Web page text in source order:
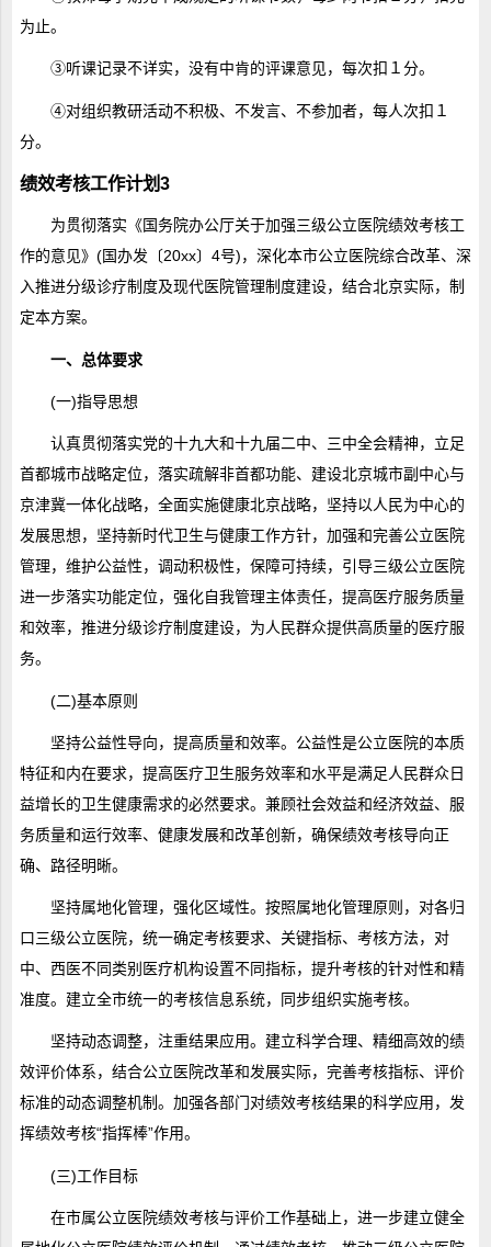
为止。
③听课记录不详实，没有中肯的评课意见，每次扣１分。
④对组织教研活动不积极、不发言、不参加者，每人次扣１
分。
绩效考核工作计划3
为贯彻落实《国务院办公厅关于加强三级公立医院绩效考核工
作的意见》(国办发〔20xx〕4号)，深化本市公立医院综合改革、深
入推进分级诊疗制度及现代医院管理制度建设，结合北京实际，制
定本方案。
一、总体要求
(一)指导思想
认真贯彻落实党的十九大和十九届二中、三中全会精神，立足
首都城市战略定位，落实疏解非首都功能、建设北京城市副中心与
京津冀一体化战略，全面实施健康北京战略，坚持以人民为中心的
发展思想，坚持新时代卫生与健康工作方针，加强和完善公立医院
管理，维护公益性，调动积极性，保障可持续，引导三级公立医院
进一步落实功能定位，强化自我管理主体责任，提高医疗服务质量
和效率，推进分级诊疗制度建设，为人民群众提供高质量的医疗服
务。
(二)基本原则
坚持公益性导向，提高质量和效率。公益性是公立医院的本质
特征和内在要求，提高医疗卫生服务效率和水平是满足人民群众日
益增长的卫生健康需求的必然要求。兼顾社会效益和经济效益、服
务质量和运行效率、健康发展和改革创新，确保绩效考核导向正
确、路径明晰。
坚持属地化管理，强化区域性。按照属地化管理原则，对各归
口三级公立医院，统一确定考核要求、关键指标、考核方法，对
中、西医不同类别医疗机构设置不同指标，提升考核的针对性和精
准度。建立全市统一的考核信息系统，同步组织实施考核。
坚持动态调整，注重结果应用。建立科学合理、精细高效的绩
效评价体系，结合公立医院改革和发展实际，完善考核指标、评价
标准的动态调整机制。加强各部门对绩效考核结果的科学应用，发
挥绩效考核“指挥棒”作用。
(三)工作目标
在市属公立医院绩效考核与评价工作基础上，进一步建立健全